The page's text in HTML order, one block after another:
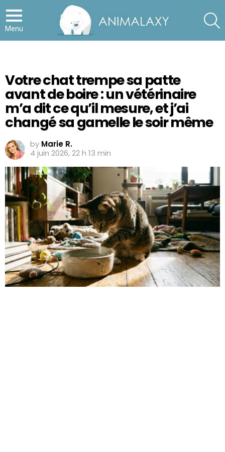
Menu
Votre chat trempe sa patte
avant de boire : un vétérinaire
m’a dit ce qu’il mesure, et j’ai
changé sa gamelle le soir même
by Marie R.
4 juin 2026, 22 h 13 min